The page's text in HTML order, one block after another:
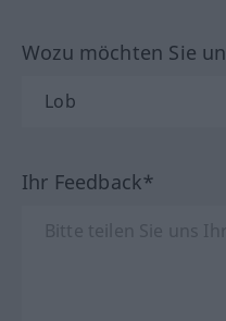
Wozu möchten Sie
Ihr Feedback*